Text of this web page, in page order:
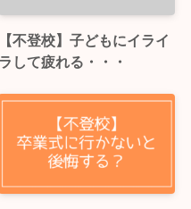
【不登校】子どもにイライ
ラして疲れる・・・